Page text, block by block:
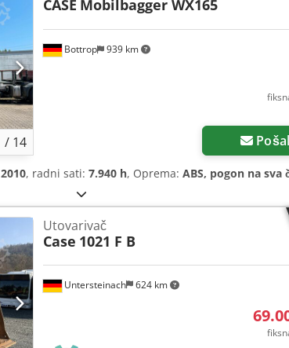
/ 14
Bottrop 939 km
CASE Mobilbagger WX165
2010, radni sati: 7.940 h, Oprema: ABS, pogon na
Untersteinach 624 km
Utovarivač
Case 1021 F B